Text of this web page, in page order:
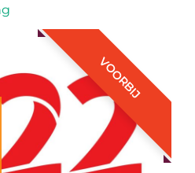
VOORBIJ